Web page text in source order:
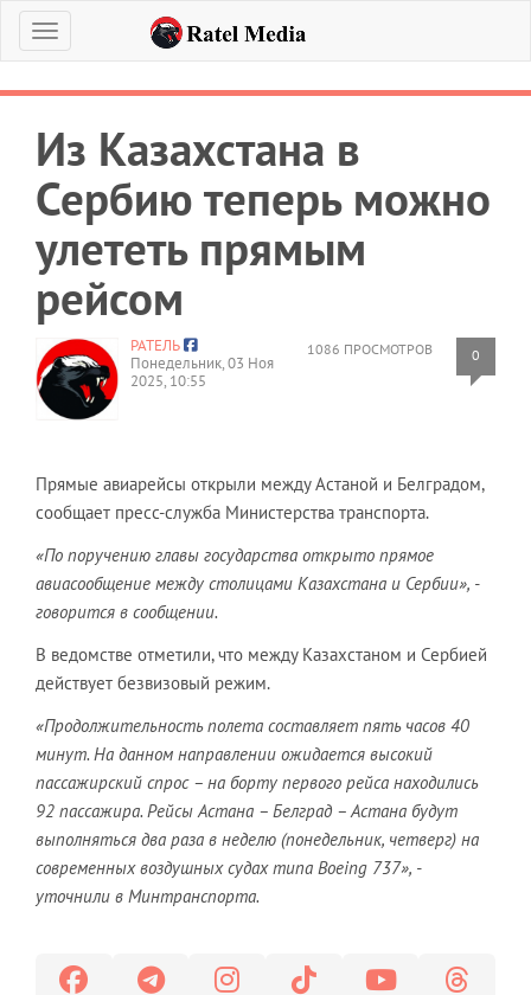
Меню
Из Казахстана в
Сербию теперь можно
улететь прямым
рейсом
1086 ПРОСМОТРОВ 0
РАТЕЛЬ
Понедельник, 03 Ноя
2025, 10:55
Прямые авиарейсы открыли между Астаной и Белградом,
сообщает пресс-служба Министерства транспорта.
«По поручению главы государства открыто прямое
авиасообщение между столицами Казахстана и Сербии», -
говорится в сообщении.
В ведомстве отметили, что между Казахстаном и Сербией
действует безвизовый режим.
«Продолжительность полета составляет пять часов 40
минут. На данном направлении ожидается высокий
пассажирский спрос – на борту первого рейса находились
92 пассажира. Рейсы Астана – Белград – Астана будут
выполняться два раза в неделю (понедельник, четверг) на
современных воздушных судах типа Boeing 737», -
уточнили в Минтранспорта.